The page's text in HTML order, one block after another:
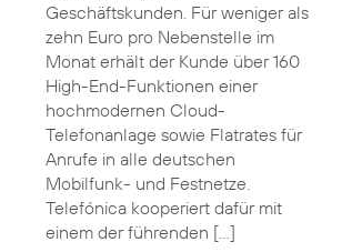
Geschäftskunden. Für weniger als
zehn Euro pro Nebenstelle im
Monat erhält der Kunde über 160
High-End-Funktionen einer
hochmodernen Cloud-
Telefonanlage sowie Flatrates für
Anrufe in alle deutschen
Mobilfunk- und Festnetze.
Telefónica kooperiert dafür mit
einem der führenden […]